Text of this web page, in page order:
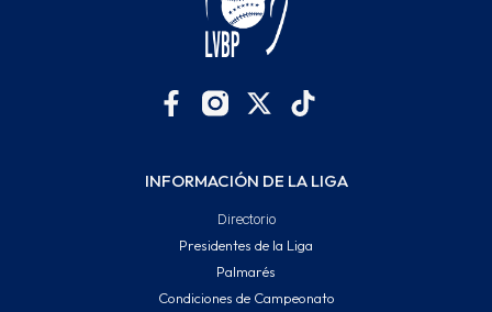
INFORMACIÓN DE LA LIGA
Directorio
Presidentes de la Liga
Palmarés
Condiciones de Campeonato